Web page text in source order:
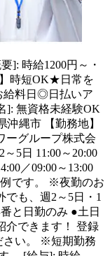
]: 時給1200円～・
時短OK★日常を
料日◎日払いア
]: 無資格未経験OK
縄市 【勤務地】
ーグループ株式会
5日 11:00～20:00
／09:00～13:00
です。 ※夜勤のお
も、週2～5日・1
と日勤のみ ●土日
介できます！ 登録
さい。 ※短期勤務